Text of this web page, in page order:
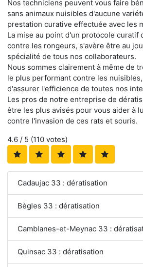
Nos techniciens peuvent vous faire
sans animaux nuisibles d'aucune
prestation curative effectuée avec les
La mise au point d'un protocole curatif
contre les rongeurs, s'avère être au
spécialité de tous nos collaborateurs.
Nous sommes clairement à même de
le plus performant contre les
d'assurer l'efficience de toutes nos
Les pros de notre entreprise de
être les plus avisés pour vous aider à
contre l'invasion de ces rats et souris.
4.6 / 5 (110 votes)
Cadaujac 33 : dératisation
Bègles 33 : dératisation
Camblanes-et-Meynac 33 :
Quinsac 33 : dératisation